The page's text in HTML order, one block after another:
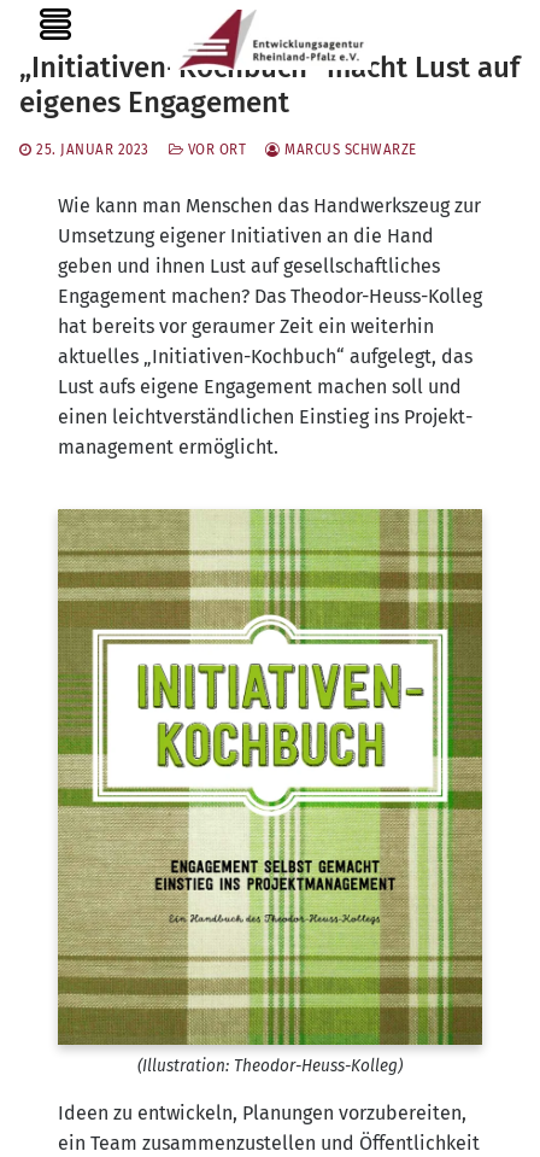
Inhalt
springen
„Initiativen-Kochbuch“ macht Lust auf
eigenes Engagement
25. JANUAR 2023 VOR ORT MARCUS SCHWARZE
Wie kann man Men­schen das Hand­werks­zeug zur
Umset­zung eige­ner Initia­ti­ven an die Hand
geben und ihnen Lust auf gesell­schaft­li­ches
Enga­ge­ment machen? Das Theo­dor-Heuss-Kol­leg
hat bereits vor gerau­mer Zeit ein wei­ter­hin
aktu­el­les „Initia­ti­ven-Koch­buch“ auf­ge­legt, das
Lust aufs eige­ne Enga­ge­ment machen soll und
einen leicht­ver­ständ­li­chen Ein­stieg ins Pro­jekt­
ma­nage­ment ermöglicht.
(Illus­tra­ti­on: Theodor-Heuss-Kolleg)
Ideen zu ent­wi­ckeln, Pla­nun­gen vor­zu­be­rei­ten,
ein Team zusam­men­zu­stel­len und Öffent­lich­keit